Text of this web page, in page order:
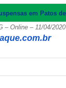
em Patos
– Online – 11/04/